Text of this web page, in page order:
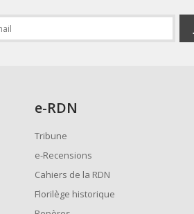
e-RDN
Tribune
e-Recensions
Cahiers de la RDN
Florilège historique